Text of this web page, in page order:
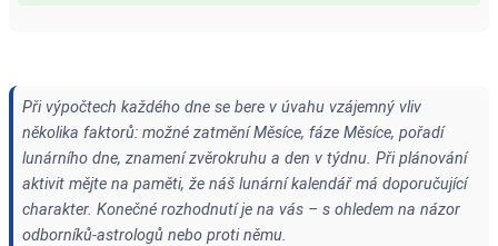
Při výpočtech každého dne se bere v úvahu vzájemný vliv
několika faktorů: možné zatmění Měsíce, fáze Měsíce, pořadí
lunárního dne, znamení zvěrokruhu a den v týdnu. Při plánování
aktivit mějte na paměti, že náš lunární kalendář má doporučující
charakter. Konečné rozhodnutí je na vás – s ohledem na názor
odborníků-astrologů nebo proti němu.